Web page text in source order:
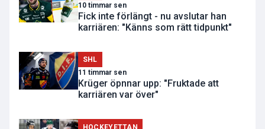
10 timmar sen
Fick inte förlängt - nu avslutar han
karriären: "Känns som rätt tidpunkt"
SHL
11 timmar sen
Krüger öpnnar upp: "Fruktade att
karriären var över"
HOCKEYETTAN